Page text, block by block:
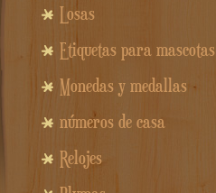
Losas
Etiquetas para mascotas
Monedas y medallas
números de casa
Relojes